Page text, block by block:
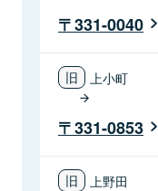
331-0040
上小町
331-0853
上野田